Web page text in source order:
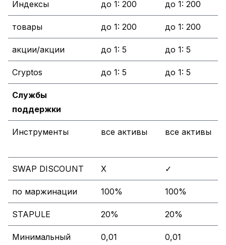
Индексы до 1: 200 до 1: 200
товары до 1: 200 до 1: 200
акции/акции до 1: 5 до 1: 5
Cryptos до 1: 5 до 1: 5
Службы
поддержки
Инструменты все активы все активы
SWAP DISCOUNT X ✓
по маржинации 100% 100%
STAPULE 20% 20%
Минимальный
0,01 0,01